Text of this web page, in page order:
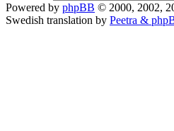
Powered by phpBB © 2000, 2002,
Swedish translation by Peetra &